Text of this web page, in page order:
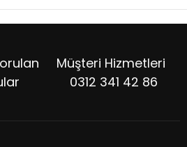
Müşteri Hizmetleri
0312 341 42 86